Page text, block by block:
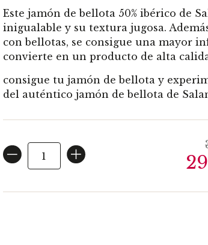
Este jamón de bellota 50% ibérico de
inigualable y su textura jugosa.
con bellotas, se consigue una mayor
convierte en un producto de alta
consigue tu jamón de bellotay
del auténtico jamón de bellota de